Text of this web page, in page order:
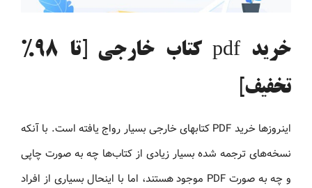
خرید pdf کتاب خارجی [تا 98%
تخفیف]
اینروزها خرید PDF کتاب‎های خارجی بسیار رواج یافته است. با آنکه
نسخه‌های ترجمه شده بسیار زیادی از کتاب‌ها چه به صورت چاپی
و چه به صورت PDF موجود هستند، اما با اینحال بسیاری از افراد